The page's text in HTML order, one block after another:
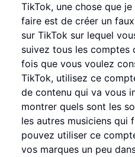
TikTok, une chose que
faire est de créer un
sur TikTok sur lequel
suivez tous les comptes
fois que vous voulez
TikTok, utilisez ce
de contenu qui va vous
montrer quels sont les
les autres musiciens qui
pouvez utiliser ce
vos marques un peu